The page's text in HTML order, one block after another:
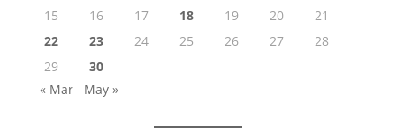
15
16 17 18 19 20
21
22
23 24 25 26 27
28
29
30
« Mar
May »